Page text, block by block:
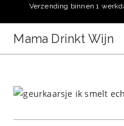
naar
inhoud
Verzending binnen 1
Mama Drinkt Wijn